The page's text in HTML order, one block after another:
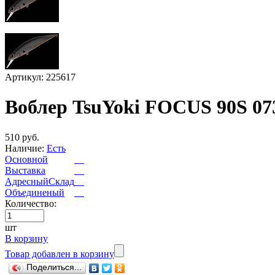
Артикул: 225617
Воблер TsuYoki FOCUS 90S
510 руб.
Наличие: Есть
Основной
Выставка
АдресныйСклад
Объединеный
Количество:
шт
В корзину
Товар добавлен в корзину
Поделиться...